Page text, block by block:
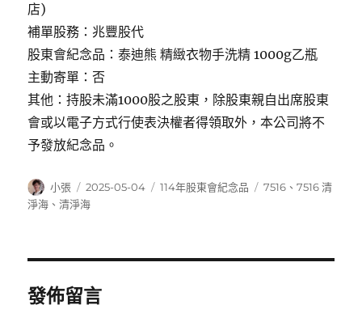
店)
補單股務：兆豐股代
股東會紀念品：泰迪熊 精緻衣物手洗精 1000g乙瓶
主動寄單：否
其他：持股未滿1000股之股東，除股東親自出席股東
會或以電子方式行使表決權者得領取外，本公司將不
予發放紀念品。
作
者
小張
發
佈
2025-05-04
分
114年股東會紀念品
標
7516 、7516 清
淨海 、清淨海
發佈留言